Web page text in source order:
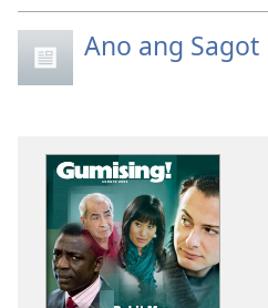
Ano ang Sagot